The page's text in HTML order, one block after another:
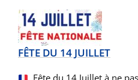
FÊTE DU 14 JUILLET